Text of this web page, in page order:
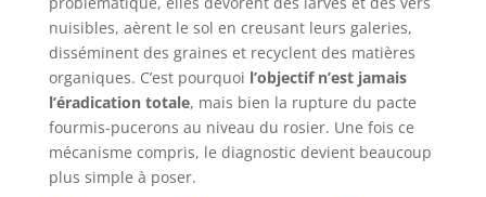
nuisibles, aèrent le sol en creusant leurs galeries,
disséminent des graines et recyclent des matières
organiques. C’est pourquoi l’objectif n’est jamais
l’éradication totale, mais bien la rupture du pacte
fourmis-pucerons au niveau du rosier. Une fois ce
mécanisme compris, le diagnostic devient beaucoup
plus simple à poser.